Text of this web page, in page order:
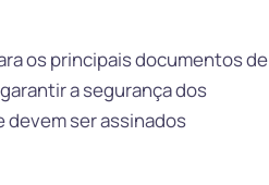
os principais documentos de
a segurança dos
ser assinados